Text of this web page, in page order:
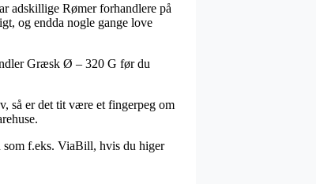
adskillige Rømer forhandlere på
og endda nogle gange love
Græsk Ø – 320 G før du
så er det tit være et fingerpeg om
som f.eks. ViaBill, hvis du higer